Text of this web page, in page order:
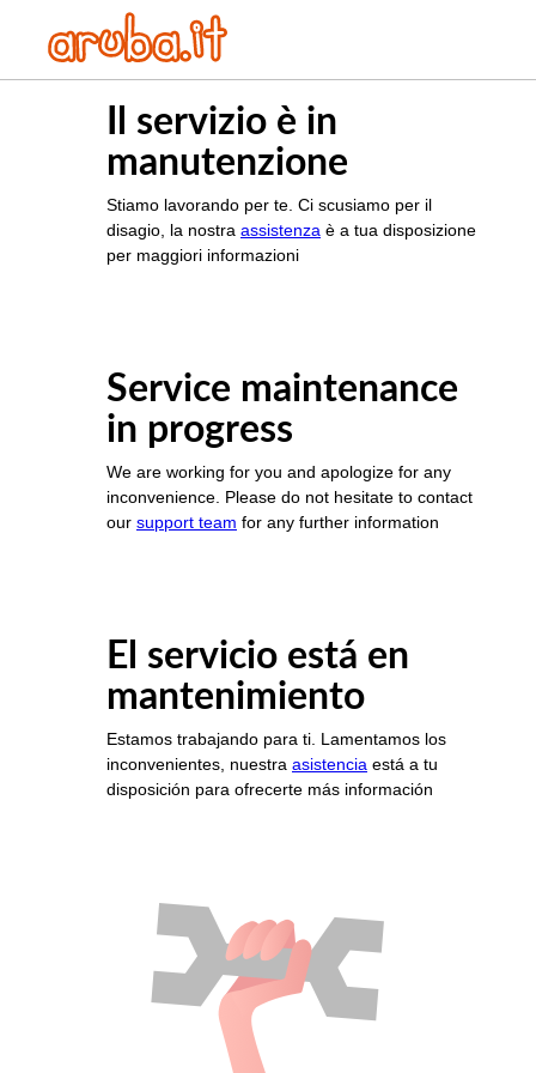
Il servizio è in
manutenzione
Stiamo lavorando per te. Ci scusiamo per il
disagio, la nostra assistenza è a tua disposizione
per maggiori informazioni
Service maintenance
in progress
We are working for you and apologize for any
inconvenience. Please do not hesitate to contact
our support team for any further information
El servicio está en
mantenimiento
Estamos trabajando para ti. Lamentamos los
inconvenientes, nuestra asistencia está a tu
disposición para ofrecerte más información